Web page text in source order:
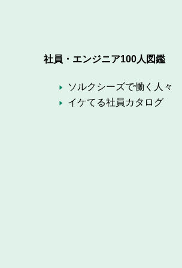
社員・エンジニア100人図鑑
ソルクシーズで働く人々
イケてる社員カタログ